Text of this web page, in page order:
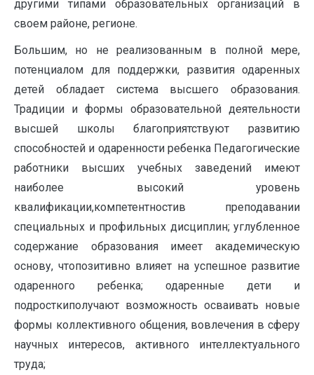
другими типами образовательных организаций в
своем районе, регионе.
Большим, но не реализованным в полной мере,
потенциалом для поддержки, развития одаренных
детей обладает система высшего образования.
Традиции и формы образовательной деятельности
высшей школы благоприятствуют развитию
способностей и одаренности ребенка Педагогические
работники высших учебных заведений имеют
наиболее высокий уровень
квалификации,компетентностив преподавании
специальных и профильных дисциплин; углубленное
содержание образования имеет академическую
основу, чтопозитивно влияет на успешное развитие
одаренного ребенка; одаренные дети и
подросткиполучают возможность осваивать новые
формы коллективного общения, вовлечения в сферу
научных интересов, активного интеллектуального
труда;